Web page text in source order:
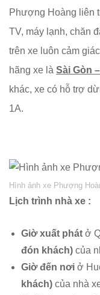
Phượng Hoàng liên
TV, máy lạnh, chăn
trên xe luôn cảm
hãng xe là Sài Gòn
khác, xe có hỗ trợ
1A.
Hình ảnh xe Phượng
Lịch trình nhà xe :
Giờ xuất phát ở
đón khách) của
Giờ đến nơi ở
khách) của nhà